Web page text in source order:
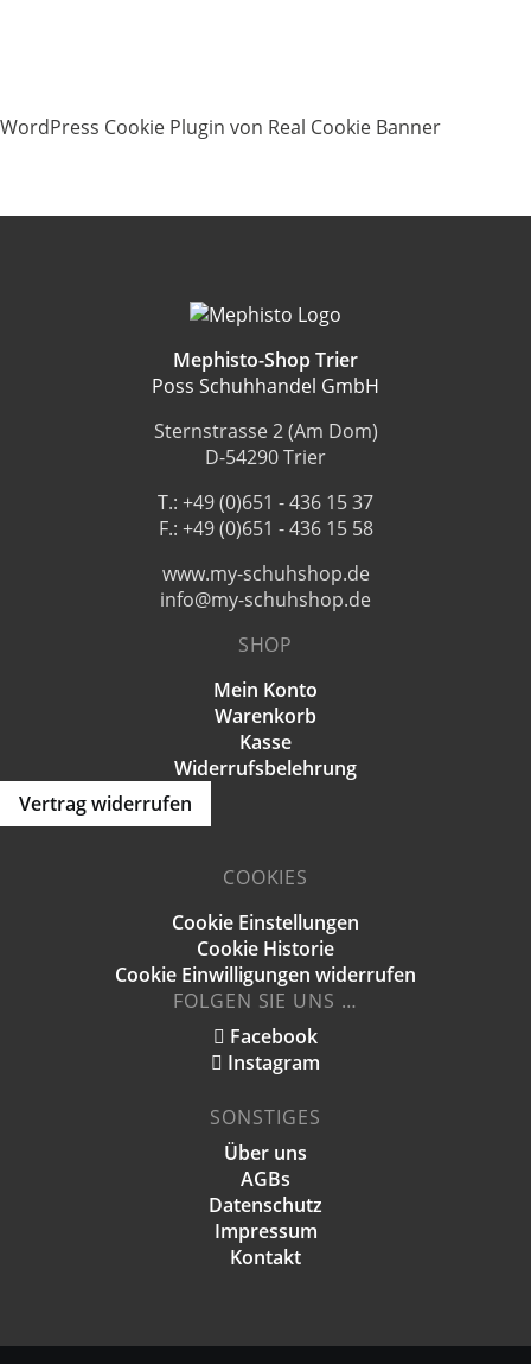
WordPress Cookie Plugin von Real Cookie Banner
Mephisto-Shop Trier
Poss Schuhhandel GmbH
Sternstrasse 2 (Am Dom)
D-54290 Trier
T.: +49 (0)651 - 436 15 37
F.: +49 (0)651 - 436 15 58
www.my-schuhshop.de
info@my-schuhshop.de
SHOP
Mein Konto
Warenkorb
Kasse
Widerrufsbelehrung
Vertrag widerrufen
COOKIES
Cookie Einstellungen
Cookie Historie
Cookie Einwilligungen widerrufen
FOLGEN SIE UNS …
Facebook
Instagram
SONSTIGES
Über uns
AGBs
Datenschutz
Impressum
Kontakt